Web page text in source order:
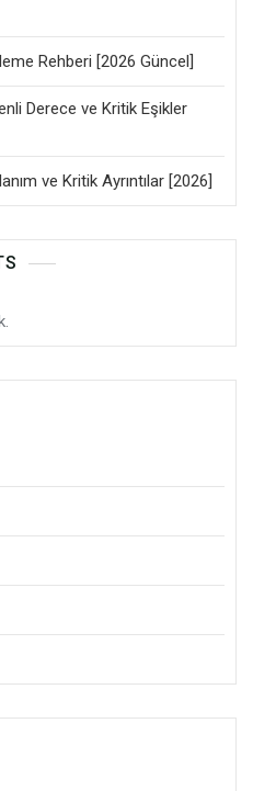
Rehberi [2026 Güncel]
Derece ve Kritik Eşikler
ve Kritik Ayrıntılar [2026]